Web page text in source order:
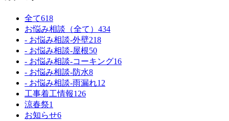
全て618
お悩み相談（全て） 434
- お悩み相談-外壁218
- お悩み相談-屋根50
- お悩み相談-コーキング16
- お悩み相談-防水8
- お悩み相談-雨漏れ12
工事着工情報126
涼春祭1
お知らせ6